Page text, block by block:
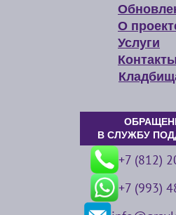
О
Услуги
Контакты
В СЛУЖБУ
+7 (812)
+7 (993)